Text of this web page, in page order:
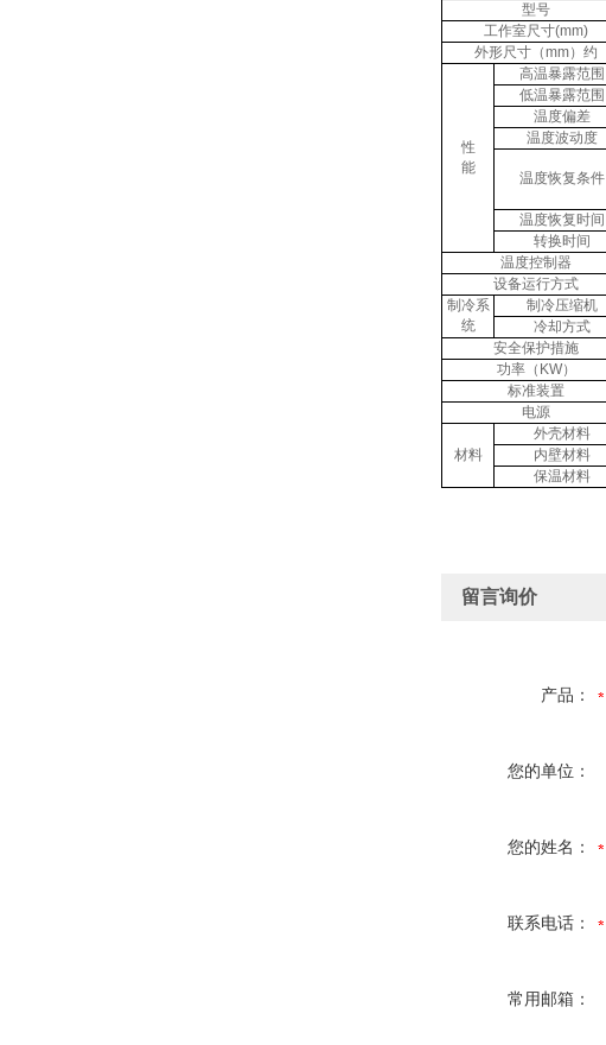
型号
工作室尺寸(mm)
外形尺寸（mm）约
性
能
高温暴露范围
低温暴露范围
温度偏差
温度波动度
温度恢复条件
温度恢复时间
转换时间
温度控制器
设备运行方式
制冷系
统
制冷压缩机
冷却方式
安全保护措施
功率（KW）
标准装置
电源
材料
外壳材料
内壁材料
保温材料
留言询价
产品：
您的单位：
您的姓名：
联系电话：
常用邮箱：